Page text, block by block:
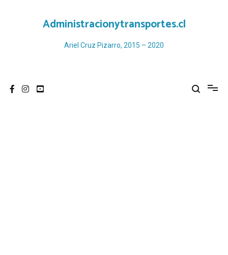
Administracionytransportes.cl
Ariel Cruz Pizarro, 2015 – 2020